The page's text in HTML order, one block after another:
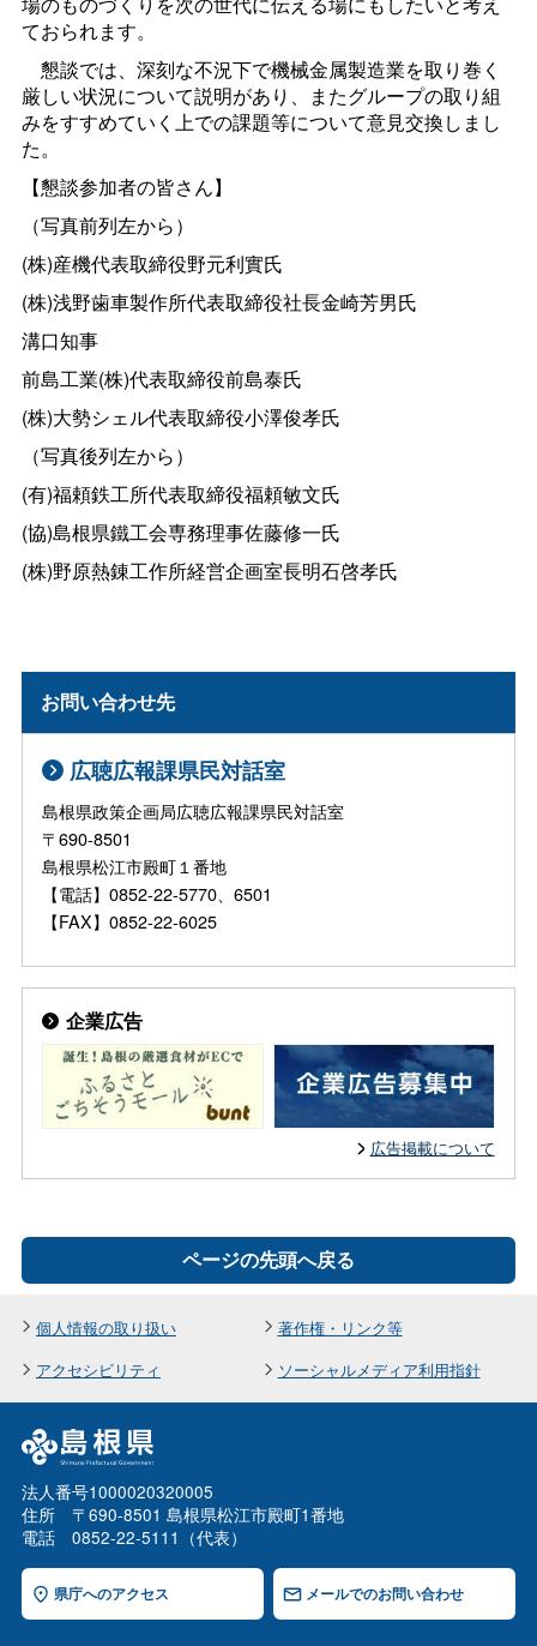
ておられます。
懇談では、深刻な不況下で機械金属製造業を取り巻く
厳しい状況について説明があり、またグループの取り組
みをすすめていく上での課題等について意見交換しまし
た。
【懇談参加者の皆さん】
（写真前列左から）
(株)産機代表取締役野元利實氏
(株)浅野歯車製作所代表取締役社長金崎芳男氏
溝口知事
前島工業(株)代表取締役前島泰氏
(株)大勢シェル代表取締役小澤俊孝氏
（写真後列左から）
(有)福頼鉄工所代表取締役福頼敏文氏
(協)島根県鐵工会専務理事佐藤修一氏
(株)野原熱錬工作所経営企画室長明石啓孝氏
お問い合わせ先
広聴広報課県民対話室
島根県政策企画局広聴広報課県民対話室
〒690-8501
島根県松江市殿町１番地
【電話】0852-22-5770、6501
【FAX】0852-22-6025
企業広告
広告掲載について
ページの先頭へ戻る
個人情報の取り扱い
著作権・リンク等
アクセシビリティ
ソーシャルメディア利用指針
法人番号1000020320005
住所 〒690-8501 島根県松江市殿町1番地
電話 0852-22-5111（代表）
県庁へのアクセス メールでのお問い合わせ